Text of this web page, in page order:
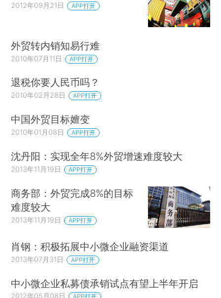
2012年09月21日 APP打开
外贸转内销知易行难
2010年07月11日 APP打开
退税你要人民币吗？
2010年02月28日 APP打开
中国外贸目标嬗变
2010年01月08日 APP打开
沈丹阳：实现全年8%外贸增速难度较大
2013年11月19日 APP打开
商务部：外贸完成8%的目标
难度较大
2013年11月19日 APP打开
肖钢：积极拓展中小微企业融资渠道
2013年07月31日 APP打开
中小微企业私募债承销试点有望上半年开启
2012年05月08日 APP打开